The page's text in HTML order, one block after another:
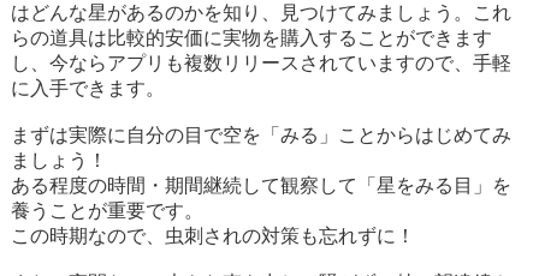
はどんな星があるのかを知り、見つけてみましょう。これ
らの道具は比較的安価に実物を購入することができます
し、今ならアプリも複数リリースされていますので、手軽
に入手できます。
まずは実際に自分の目で空を「みる」ことからはじめてみ
ましょう！
ある程度の時間・期間継続して観察して「星をみる目」を
養うことが重要です。
この時期なので、虫刺されの対策も忘れずに！